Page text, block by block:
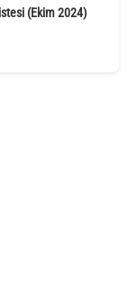
(Ekim 2024)